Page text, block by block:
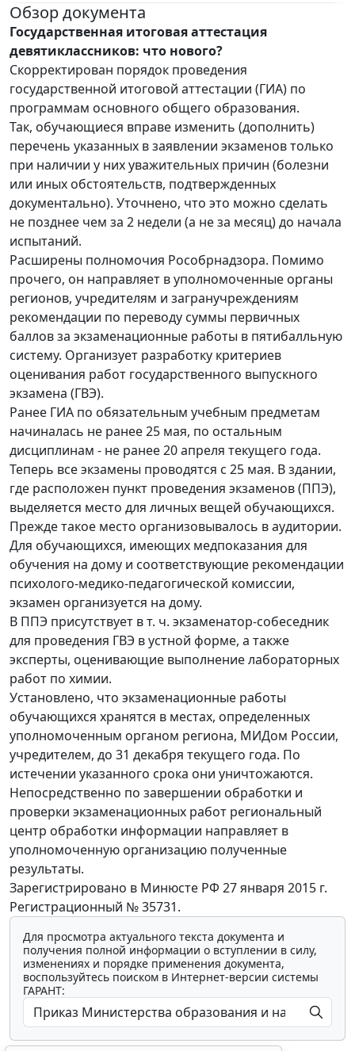
Обзор документа
Государственная итоговая аттестация
девятиклассников: что нового?
Скорректирован порядок проведения
государственной итоговой аттестации (ГИА) по
программам основного общего образования.
Так, обучающиеся вправе изменить (дополнить)
перечень указанных в заявлении экзаменов только
при наличии у них уважительных причин (болезни
или иных обстоятельств, подтвержденных
документально). Уточнено, что это можно сделать
не позднее чем за 2 недели (а не за месяц) до начала
испытаний.
Расширены полномочия Рособрнадзора. Помимо
прочего, он направляет в уполномоченные органы
регионов, учредителям и загранучреждениям
рекомендации по переводу суммы первичных
баллов за экзаменационные работы в пятибалльную
систему. Организует разработку критериев
оценивания работ государственного выпускного
экзамена (ГВЭ).
Ранее ГИА по обязательным учебным предметам
начиналась не ранее 25 мая, по остальным
дисциплинам - не ранее 20 апреля текущего года.
Теперь все экзамены проводятся с 25 мая. В здании,
где расположен пункт проведения экзаменов (ППЭ),
выделяется место для личных вещей обучающихся.
Прежде такое место организовывалось в аудитории.
Для обучающихся, имеющих медпоказания для
обучения на дому и соответствующие рекомендации
психолого-медико-педагогической комиссии,
экзамен организуется на дому.
В ППЭ присутствует в т. ч. экзаменатор-собеседник
для проведения ГВЭ в устной форме, а также
эксперты, оценивающие выполнение лабораторных
работ по химии.
Установлено, что экзаменационные работы
обучающихся хранятся в местах, определенных
уполномоченным органом региона, МИДом России,
учредителем, до 31 декабря текущего года. По
истечении указанного срока они уничтожаются.
Непосредственно по завершении обработки и
проверки экзаменационных работ региональный
центр обработки информации направляет в
уполномоченную организацию полученные
результаты.
Зарегистрировано в Минюсте РФ 27 января 2015 г.
Регистрационный № 35731.
Для просмотра актуального текста документа и
получения полной информации о вступлении в силу,
изменениях и порядке применения документа,
воспользуйтесь поиском в Интернет-версии системы
ГАРАНТ: